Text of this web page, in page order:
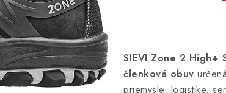
SIEVI Zone 2 High+
členková obuv
priemysle, logistike,